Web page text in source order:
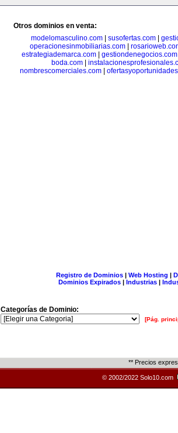
Otros dominios en venta:
modelomasculino.com
susofertas.com
operacionesinmobiliarias.com
estrategiademarca.com| gestiondenegocios.com
boda.com|
nombrescomerciales.com
Registro de Dominios| Web Hosting |
Dominios Expirados | Industrias |
Categorías de Dominio:
[Pág.
** Precios
© 2002/2022 Solo10.com